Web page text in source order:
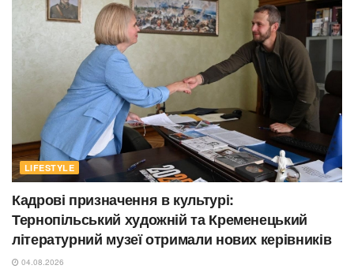
LIFESTYLE
Кадрові призначення в культурі:
Тернопільський художній та Кременецький
літературний музеї отримали нових керівників
04.08.2026